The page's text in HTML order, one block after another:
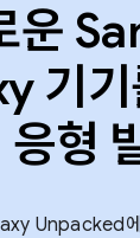
운
기기
응형
Unpacked